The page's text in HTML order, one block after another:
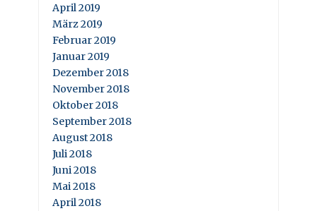
April 2019
März 2019
Februar 2019
Januar 2019
Dezember 2018
November 2018
Oktober 2018
September 2018
August 2018
Juli 2018
Juni 2018
Mai 2018
April 2018